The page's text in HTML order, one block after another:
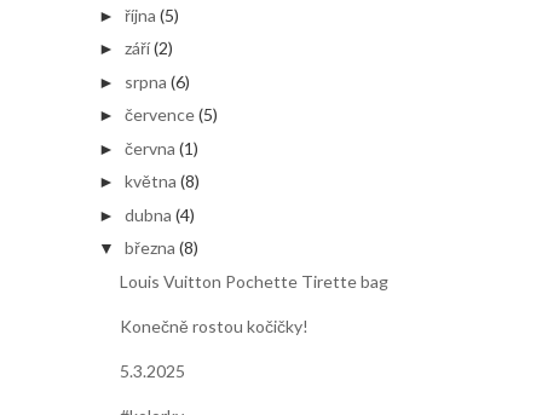
► října (5)
► září(2)
► srpna (6)
► července(5)
► června (1)
► května (8)
► dubna (4)
▼ března (8)
Louis Vuitton Pochette Tirette bag
Konečně rostou kočičky!
5.3.2025